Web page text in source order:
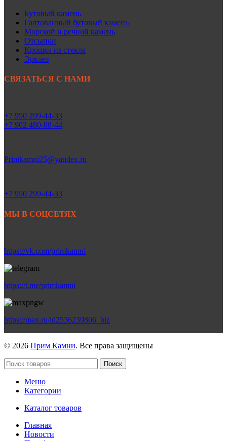
Бутовый камень
Галтованный бутовый камень
Морской и речной камень
Отсыпки
Крошка из стекла
Эрклез
СВЯЗАТЬСЯ С НАМИ
+7 950 299-44-33
+7 902 480-88-44
Primkamni25@yandex.ru
+7 950 299-44-33
МЫ В СОЦСЕТЯХ
https://vk.com/primkamni
https://t.me/primkamni
https://max.ru/id2536239806_biz
© 2026 Прим Камни. Все права защищены
Поиск
Меню
Категории
Каталог товаров
Главная
Новости